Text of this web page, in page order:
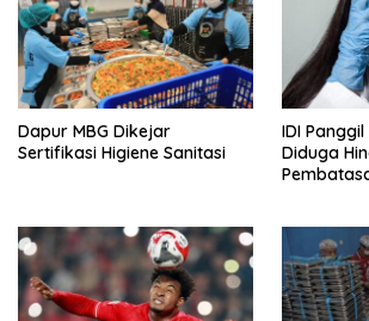
Dapur MBG Dikejar
Sertifikasi Higiene Sanitasi
IDI
Diduga